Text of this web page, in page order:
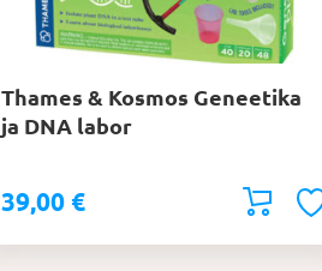
Thames & Kosmos Geneetika
ja DNA labor
39,00 €